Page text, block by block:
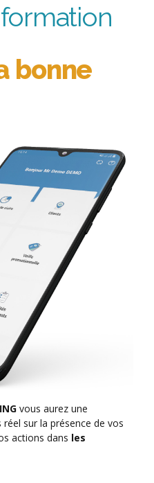
bonne
vous aurez une
sur la présence de vos
actions dans les